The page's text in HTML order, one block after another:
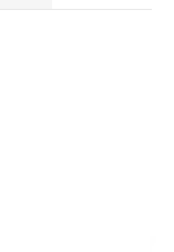
トに入れる